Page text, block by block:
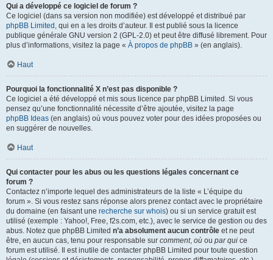
Qui a développé ce logiciel de forum ?
Ce logiciel (dans sa version non modifiée) est développé et distribué par
phpBB Limited , qui en a les droits d’auteur. Il est publié sous la licence
publique générale GNU version 2 (GPL-2.0) et peut être diffusé librement. Pour
plus d’informations, visitez la page « À propos de phpBB » (en anglais).
Haut
Pourquoi la fonctionnalité X n’est pas disponible ?
Ce logiciel a été développé et mis sous licence par phpBB Limited. Si vous
pensez qu’une fonctionnalité nécessite d’être ajoutée, visitez la page
phpBB Ideas (en anglais) où vous pouvez voter pour des idées proposées ou
en suggérer de nouvelles.
Haut
Qui contacter pour les abus ou les questions légales concernant ce
forum ?
Contactez n’importe lequel des administrateurs de la liste « L’équipe du
forum ». Si vous restez sans réponse alors prenez contact avec le propriétaire
du domaine (en faisant une recherche sur whois) ou si un service gratuit est
utilisé (exemple : Yahoo!, Free, f2s.com, etc.), avec le service de gestion ou des
abus. Notez que phpBB Limited n’a absolument aucun contrôle et ne peut
être, en aucun cas, tenu pour responsable sur comment, où ou par qui ce
forum est utilisé. Il est inutile de contacter phpBB Limited pour toute question